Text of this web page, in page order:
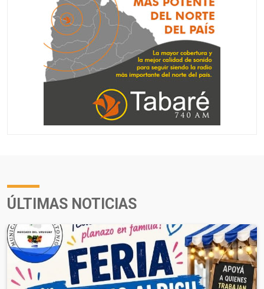
ÚLTIMAS NOTICIAS